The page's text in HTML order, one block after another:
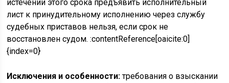
истечении этого срока предъявить исполнительный
лист к принудительному исполнению через службу
судебных приставов нельзя, если срок не
восстановлен судом. :contentReference[oaicite:0]
{index=0}
Исключения и особенности:требования о взыскании